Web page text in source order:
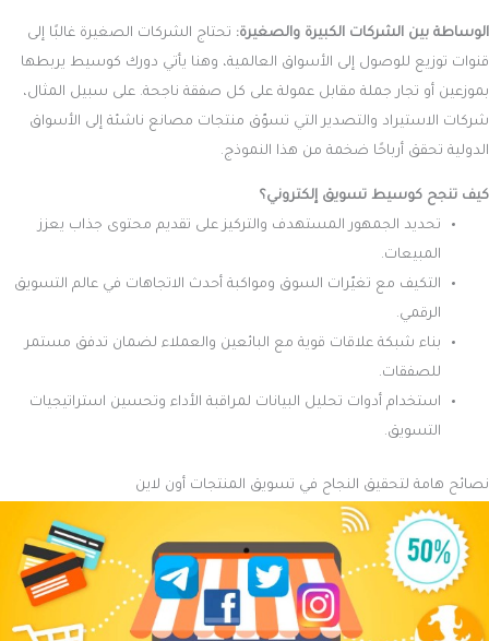
الوساطة بين الشركات الكبيرة والصغيرة: تحتاج الشركات الصغيرة غالبًا إلى
قنوات توزيع للوصول إلى الأسواق العالمية، وهنا يأتي دورك كوسيط يربطها
بموزعين أو تجار جملة مقابل عمولة على كل صفقة ناجحة. على سبيل المثال،
شركات الاستيراد والتصدير التي تسوّق منتجات مصانع ناشئة إلى الأسواق
الدولية تحقق أرباحًا ضخمة من هذا النموذج.
كيف تنجح كوسيط تسويق إلكتروني؟
تحديد الجمهور المستهدف والتركيز على تقديم محتوى جذاب يعزز
المبيعات.
التكيف مع تغيّرات السوق ومواكبة أحدث الاتجاهات في عالم التسويق
الرقمي.
بناء شبكة علاقات قوية مع البائعين والعملاء لضمان تدفق مستمر
للصفقات.
استخدام أدوات تحليل البيانات لمراقبة الأداء وتحسين استراتيجيات
التسويق.
نصائح هامة لتحقيق النجاح في تسويق المنتجات أون لاين